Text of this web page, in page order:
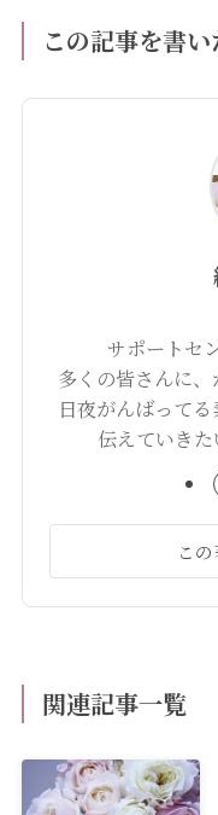
この記事を書
サポートセ
多くの皆さんに
日夜がんばってる
伝えていきた
こ
関連記事一覧